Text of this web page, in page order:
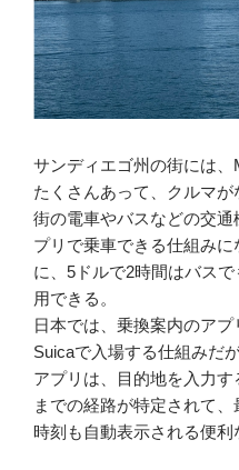
サンディエゴ州の街には
たくさんあって、クルマが
街の電車やバスなどの交
プリで乗車できる仕組み
に、5ドルで2時間はバス
用できる。
日本では、乗換案内のア
Suicaで入場する仕組みだ
アプリは、目的地を入力
までの経路が特定されて
時刻も自動表示される便利